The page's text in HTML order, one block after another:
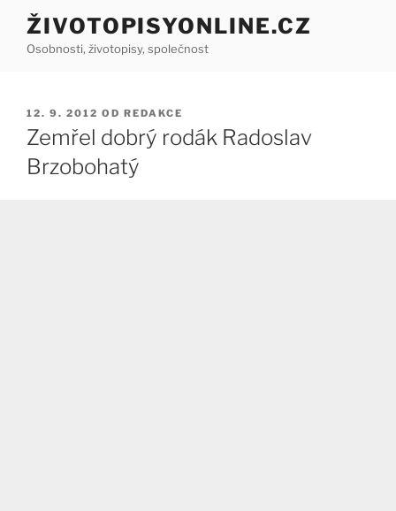
Přejít
obsahu
ŽIVOTOPISYONLINE.CZ
Osobnosti, životopisy, společnost
PUBLIKOVÁNO
12. 9. 2012 OD REDAKCE
Zemřel dobrý rodák Radoslav
Brzobohatý